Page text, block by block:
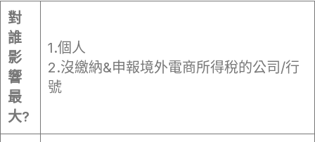
對
誰
影
響
最
大?
1.個人
2.沒繳納&申報境外電商所得稅的公司/行
號